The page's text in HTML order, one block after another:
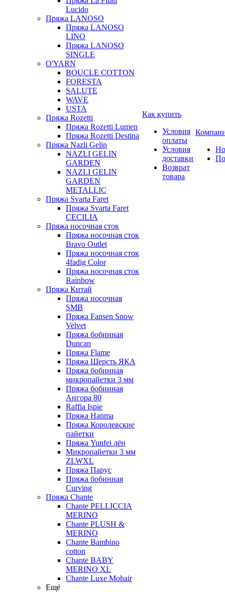
Lucido
Пряжа LANOSO
Пряжа LANOSO
LINO
Пряжа LANOSO
SINGLE
O'YARN
BOUCLE COTTON
FORESTA
SALUTE
WAVE
USTA
Пряжа Rozetti
Пряжа Rozetti Lumen
Пряжа Rozetti Destina
Пряжа Nazli Gelin
NAZLI GELIN
GARDEN
NAZLI GELIN
GARDEN
METALLIC
Пряжа Svarta Faret
Пряжа Svarta Faret
CECILIA
Пряжа носочная сток
Пряжа носочная сток
Bravo Outlet
Пряжа носочная сток
4fadig Color
Пряжа носочная сток
Rainbow
Пряжа Китай
Пряжа носочная
SMB
Пряжа Fansen Snow
Velvet
Пряжа бобинная
Duncan
Пряжа Flame
Пряжа Шерсть ЯКА
Пряжа бобинная
микропайетки 3 мм
Пряжа бобинная
Ангора 80
Raffia Ispie
Пряжа Hanma
Пряжа Королевские
пайетки
Пряжа Yunfei лён
Микропайетки 3 мм
ZLWXL
Пряжа Парус
Пряжа бобинная
Curving
Пряжа Chante
Chante PELLICCIA
MERINO
Chante PLUSH &
MERINO
Chante Bambino
cotton
Chante BABY
MERINO XL
Chante Luxe Mohair
Ещё
Как купить
Условия
оплаты
Условия
доставки
Возврат
товара